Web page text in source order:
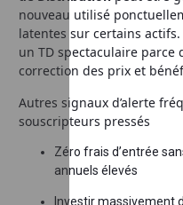
nouveau utilisé
latentes sur certains
un TD spectaculaire parce
correction des prix et
Autres signaux d’alerte
souscripteurs pressés
Zéro frais d’entrée
annuels élevés
Investir massivement